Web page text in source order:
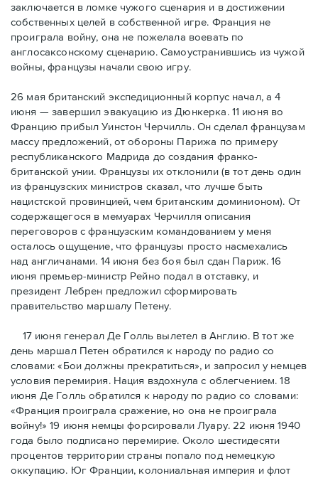
заключается в ломке чужого сценария и в достижении
собственных целей в собственной игре. Франция не
проиграла войну, она не пожелала воевать по
англосаксонскому сценарию. Самоустранившись из чужой
войны, французы начали свою игру.
26 мая британский экспедиционный корпус начал, а 4
июня — завершил эвакуацию из Дюнкерка. 11 июня во
Францию прибыл Уинстон Черчилль. Он сделал французам
массу предложений, от обороны Парижа по примеру
республиканского Мадрида до создания франко-
британской унии. Французы их отклонили (в тот день один
из французских министров сказал, что лучше быть
нацистской провинцией, чем британским доминионом). От
содержащегося в мемуарах Черчилля описания
переговоров с французским командованием у меня
осталось ощущение, что французы просто насмехались
над англичанами. 14 июня без боя был сдан Париж. 16
июня премьер-министр Рейно подал в отставку, и
президент Лебрен предложил сформировать
правительство маршалу Петену.
17 июня генерал Де Голль вылетел в Англию. В тот же
день маршал Петен обратился к народу по радио со
словами: «Бои должны прекратиться», и запросил у немцев
условия перемирия. Нация вздохнула с облегчением. 18
июня Де Голль обратился к народу по радио со словами:
«Франция проиграла сражение, но она не проиграла
войну!» 19 июня немцы форсировали Луару. 22 июня 1940
года было подписано перемирие. Около шестидесяти
процентов территории страны попало под немецкую
оккупацию. Юг Франции, колониальная империя и флот